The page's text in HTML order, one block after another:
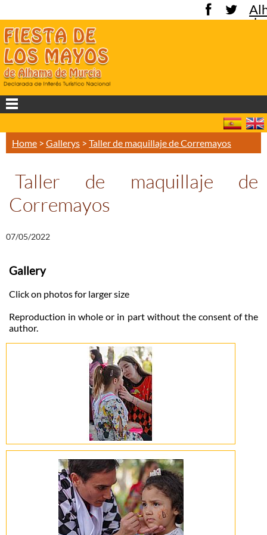
de
Home > Gallerys > Taller de maquillaje de Corremayos
Taller de maquillaje de
Corremayos
07/05/2022
Gallery
Click on photos for larger size
Reproduction in whole or in part without the consent of the
author.